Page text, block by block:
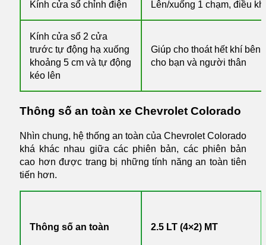
Kính cửa sổ chỉnh điện Lên/xuống 1 chạm, điều
Kính cửa sổ 2 cửa
trước tự động hạ xuống
khoảng 5 cm và tự động
kéo lên
Giúp cho thoát hết khí bên
cho bạn và người thân
Thông số an toàn xe Chevrolet Colorado
Nhìn chung, hệ thống an toàn của Chevrolet Colorado
khá khác nhau giữa các phiên bản, các phiên bản
cao hơn được trang bị những tính năng an toàn tiên
tiến hơn.
Thông số an toàn 2.5 LT (4×2) MT